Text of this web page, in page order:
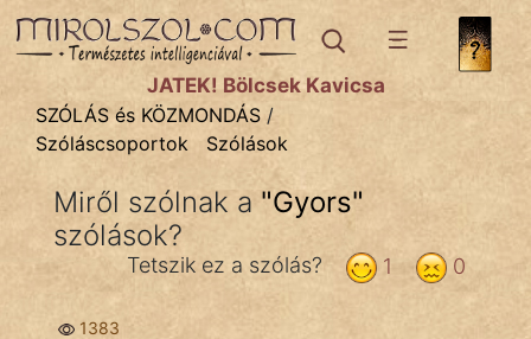
SZÓLÁS ÉS KÖZMONDÁStémák:
Bibliai
Kifejezések
Közmondások
Rímelő
JÁTÉK! Bölcsek Kavicsa
SZÓLÁS és KÖZMONDÁS /
Szóláscsoportok
Szólások
Miről szólnak a "Gyors"
szólások?
0
1
Tetszik ez a szólás?
1383